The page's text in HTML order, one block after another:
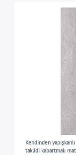
Kendinden
taklidi kabartmalı